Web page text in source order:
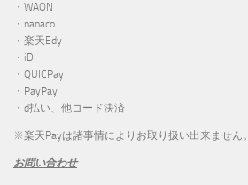
・WAON
・nanaco
・楽天Edy
・iD
・QUICPay
・PayPay
・d払い、他コード決済
※楽天Payは諸事情によりお取り扱い出来ません。
お問い合わせ